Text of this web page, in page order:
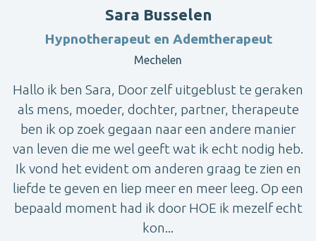
Sara Busselen
Hypnotherapeut en Ademtherapeut
Mechelen
Hallo ik ben Sara, Door zelf uitgeblust te geraken
als mens, moeder, dochter, partner, therapeute
ben ik op zoek gegaan naar een andere manier
van leven die me wel geeft wat ik echt nodig heb.
Ik vond het evident om anderen graag te zien en
liefde te geven en liep meer en meer leeg. Op een
bepaald moment had ik door HOE ik mezelf echt
kon...